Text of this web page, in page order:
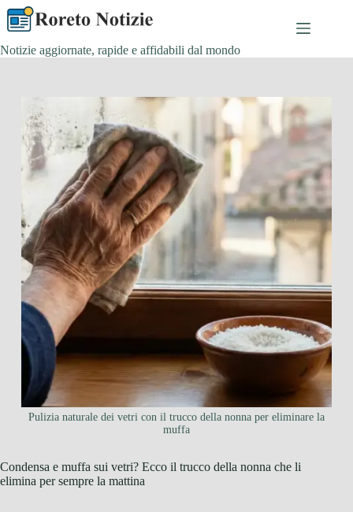
Salta
contenuto
Notizie aggiornate, rapide e affidabili dal mondo
Pulizia naturale dei vetri con il trucco della nonna per eliminare la
muffa
Condensa e muffa sui vetri? Ecco il trucco della nonna che li
elimina per sempre la mattina